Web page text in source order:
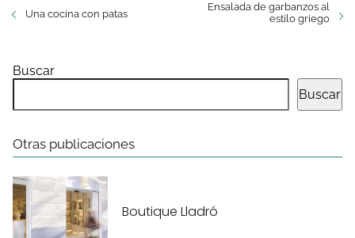
Una cocina con patas
Ensalada de garbanzos al
estilo griego
Buscar
Buscar
Otras publicaciones
Boutique Lladró